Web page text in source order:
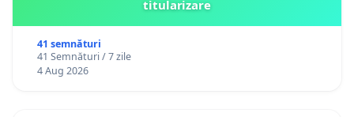
titularizare
41 semnături
41 Semnături / 7 zile
4 Aug 2026